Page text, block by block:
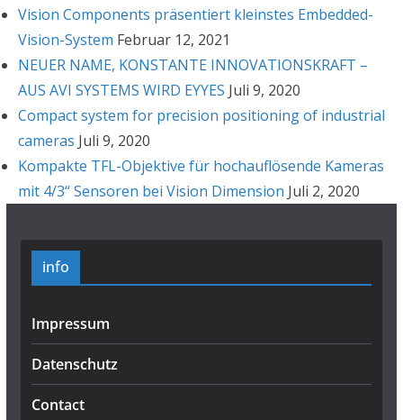
Vision Components präsentiert kleinstes Embedded-
Vision-System Februar 12, 2021
NEUER NAME, KONSTANTE INNOVATIONSKRAFT –
AUS AVI SYSTEMS WIRD EYYES Juli 9, 2020
Compact system for precision positioning of industrial
cameras Juli 9, 2020
Kompakte TFL-Objektive für hochauflösende Kameras
mit 4/3“ Sensoren bei Vision Dimension Juli 2, 2020
info
Impressum
Datenschutz
Contact